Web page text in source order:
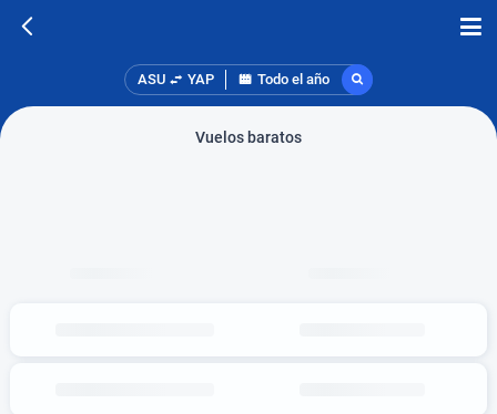
ASU YAP Todo el año
Vuelos baratos